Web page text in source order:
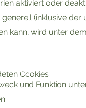
aktiviert oder
(inklusive
kann, wird unter
Cookies
und Funktion